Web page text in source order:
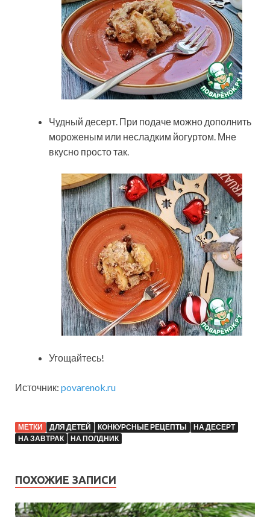
Чудный десерт. При подаче можно дополнить
мороженым или несладким йогуртом. Мне
вкусно просто так.
Угощайтесь!
Источник: povarenok.ru
МЕТКИ ДЛЯ ДЕТЕЙ КОНКУРСНЫЕ РЕЦЕПТЫ
НА ДЕСЕРТ
НА ЗАВТРАК
НА ПОЛДНИК
ПОХОЖИЕ ЗАПИСИ